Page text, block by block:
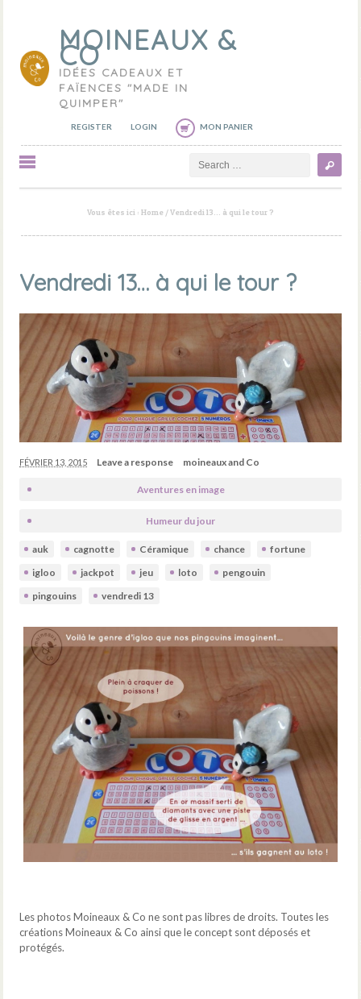
MOINEAUX &
CO
IDÉES CADEAUX ET
FAÏENCES "MADE IN
QUIMPER"
REGISTER LOGIN MON PANIER
Vous êtes ici : Home /Vendredi 13… à qui le tour ?
Vendredi 13… à qui le tour ?
FÉVRIER 13, 2015 Leave a response moineaux and Co
Aventures en image
Humeur du jour
auk cagnotte Céramique chance
fortune
igloo
jackpot jeu loto
pengouin
pingouins
vendredi 13
Les photos Moineaux & Co ne sont pas libres de droits. Toutes les
créations Moineaux & Co ainsi que le concept sont déposés et
protégés.